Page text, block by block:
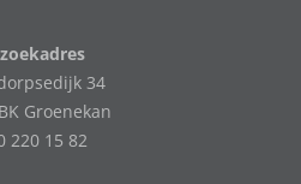
34
Groenekan
220 15 82